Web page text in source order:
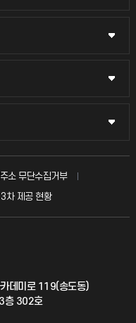
소 무단수집거부
차 제공 현황
데미로 119(송도동)
층 302호